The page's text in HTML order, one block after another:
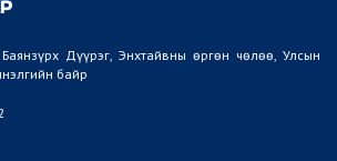
Дүүрэг, Энхтайвны өргөн чөлөө, Улсын
байр